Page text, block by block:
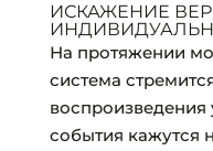
ИСКАЖЕНИЕ
На протяжении
система
воспроизведения
события кажутся